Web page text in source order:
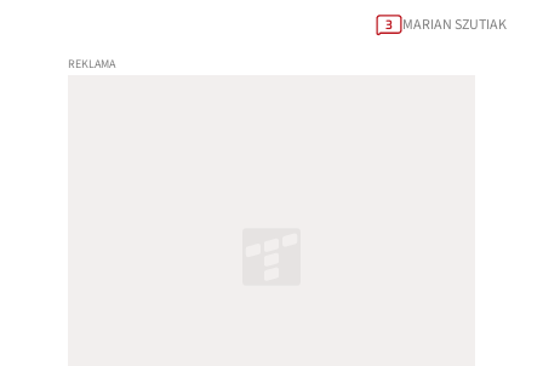
3 MARIAN SZUTIAK